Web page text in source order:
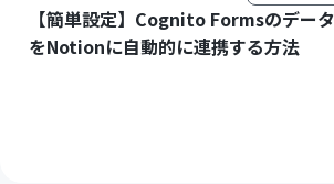
【簡単設定】Cognito Formsのデータ
をNotionに自動的に連携する方法